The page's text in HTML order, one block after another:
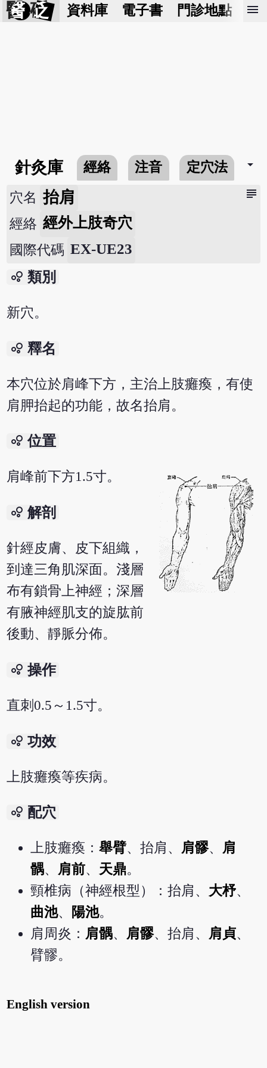
醫 砭 資料庫 電子書 門診地點 預
menu
針灸庫 經絡 注音 定穴法 arrow_drop_down
subject
穴名 抬肩
經絡 經外上肢奇穴
國際代碼 EX-UE23
bubble_chart 類別
新穴。
bubble_chart 釋名
本穴位於肩峰下方，主治上肢癱瘓，有使
肩胛抬起的功能，故名抬肩。
bubble_chart 位置
肩峰前下方1.5寸。
bubble_chart 解剖
針經皮膚、皮下組織，
到達三角肌深面。淺層
布有鎖骨上神經；深層
有腋神經肌支的旋肱前
後動、靜脈分佈。
bubble_chart 操作
直刺0.5～1.5寸。
bubble_chart 功效
上肢癱瘓等疾病。
bubble_chart 配穴
上肢癱瘓：舉臂、抬肩、 肩髎、 肩
髃、 肩前、 天鼎。
頸椎病（神經根型）：抬肩、 大杼、
曲池、 陽池。
肩周炎： 肩髃、 肩髎、抬肩、 肩貞、
臂髎。
English version